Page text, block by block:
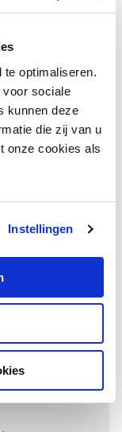
te optimaliseren.
voor sociale
kunnen deze
die zij van u
onze cookies als
Instellingen